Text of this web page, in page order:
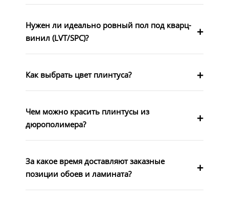
Нужен ли идеально ровный пол под кварц-
винил (LVT/SPC)?
Как выбрать цвет плинтуса?
Чем можно красить плинтусы из
дюрополимера?
За какое время доставляют заказные
позиции обоев и ламината?